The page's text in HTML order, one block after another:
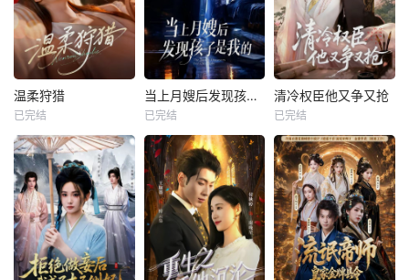
温柔狩猎
已完结
当上月嫂后发现孩子是我的
已完结
清冷权臣他又争又抢
已完结